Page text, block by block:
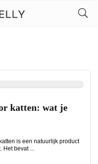
katten: wat je
is een natuurlijk product
Het bevat ...